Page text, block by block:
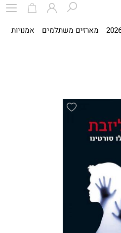
מארזים משתלמים אמנויות